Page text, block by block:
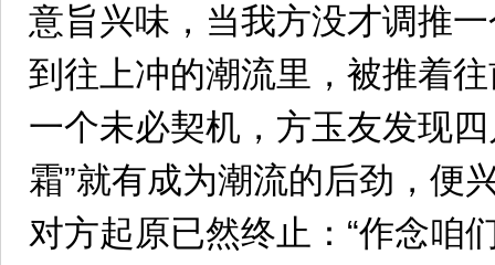
意旨兴味，当我方没才调推
到往上冲的潮流里，被推着
一个未必契机，方玉友发现
霜”就有成为潮流的后劲，便
对方起原已然终止：“作念咱